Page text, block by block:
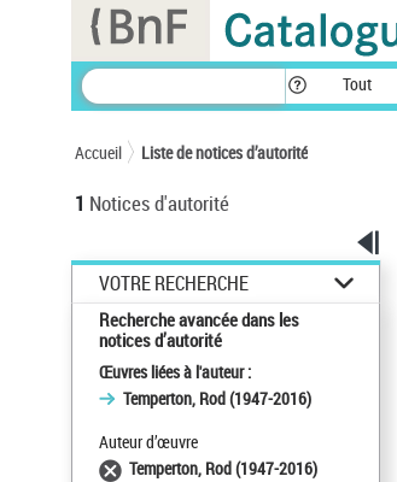
Tout
Accueil Liste de notices d’autorité
1 Notices d'autorité
VOTRE RECHERCHE
Recherche avancée dans les
notices d’autorité
Œuvres liées à l'auteur :
Temperton, Rod (1947-2016)
Auteur d’œuvre
Temperton, Rod (1947-2016)
Panneau de gestion des cookies